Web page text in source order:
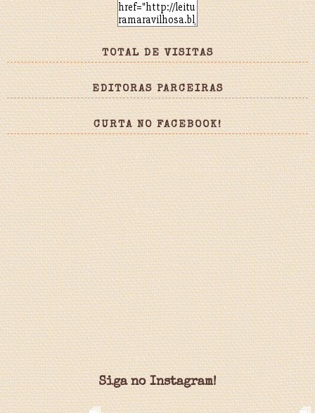
TOTAL DE VISITAS
EDITORAS PARCEIRAS
CURTA NO FACEBOOK!
Siga no Instagram!